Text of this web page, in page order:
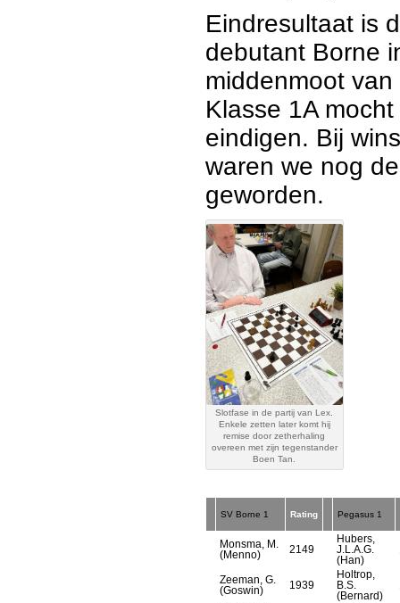
Eindresultaat is
debutant Borne
middenmoot van
Klasse 1A mocht
eindigen. Bij
waren we nog
geworden.
Slotfase in de partij van Lex.
Enkele zetten later komt hij
remise door zetherhaling
overeen met zijn tegenstander
Boen Tan.
SV Borne 1 Rating Pegasus 1
Monsma, M.
(Menno)
2149
Hubers,
J.L.A.G.
(Han)
Zeeman, G.
(Goswin)
1939
Holtrop,
B.S.
(Bernard)